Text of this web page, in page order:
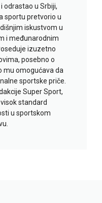
odrastao u Srbiji,
sportu pretvorio u
iskustvom u
i međunarodnim
izuzetno
posebno o
mu omogućava da
sportske priče.
Super Sport,
standard
u sportskom